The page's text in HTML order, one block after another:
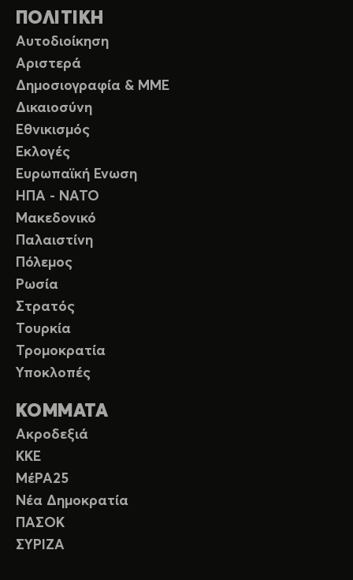
ΠΟΛΙΤΙΚΗ
Αυτοδιοίκηση
Αριστερά
Δημοσιογραφία & ΜΜΕ
Δικαιοσύνη
Εθνικισμός
Εκλογές
Ευρωπαϊκή Ενωση
ΗΠΑ - ΝΑΤΟ
Μακεδονικό
Παλαιστίνη
Πόλεμος
Ρωσία
Στρατός
Τουρκία
Τρομοκρατία
Υποκλοπές
ΚΟΜΜΑΤΑ
Ακροδεξιά
ΚΚΕ
ΜέΡΑ25
Νέα Δημοκρατία
ΠΑΣΟΚ
ΣΥΡΙΖΑ